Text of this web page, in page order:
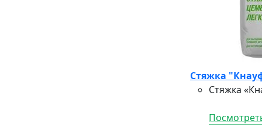
Стяжка
Стяжка